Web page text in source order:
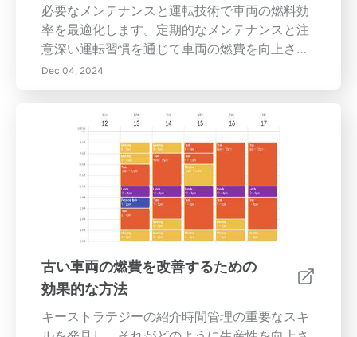
より持続可能な環境に貢献することもできま
す。
必要なメンテナンスと運転技術で車両の燃料効
率を最適化します。定期的なメンテナンスと注
意深い運転習慣を通じて車両の燃費を向上させ
るための主要な戦略を探ります。エンジンを効
率的に動かすためのタイムリーなオイル交換、
換の重要性を発見しましょう。効果的な燃料シ
ステムのクリーニングが性能を妨げる deposit
の防止にどのように寄与するか、また燃料消費
を減らす上での運転スタイルの役割について学
びます。スムーズな運転技術を採用し、重量を
最小限に抑え、燃料の種類を理解することで、
大きな節約と健康な車両が実現できます。過剰
な重量が燃費に与える影響から最新の技術アッ
プグレードの利点まで、この包括的なガイドは
すべてのドライバーに実用的なアドバイスを提
供します。今日はあなたの車の耐久性と効率性
Dec 04, 2024
古い車両の燃費を改善するための
効果的な方法
キーストラテジーの紹介時間管理の重要なスキ